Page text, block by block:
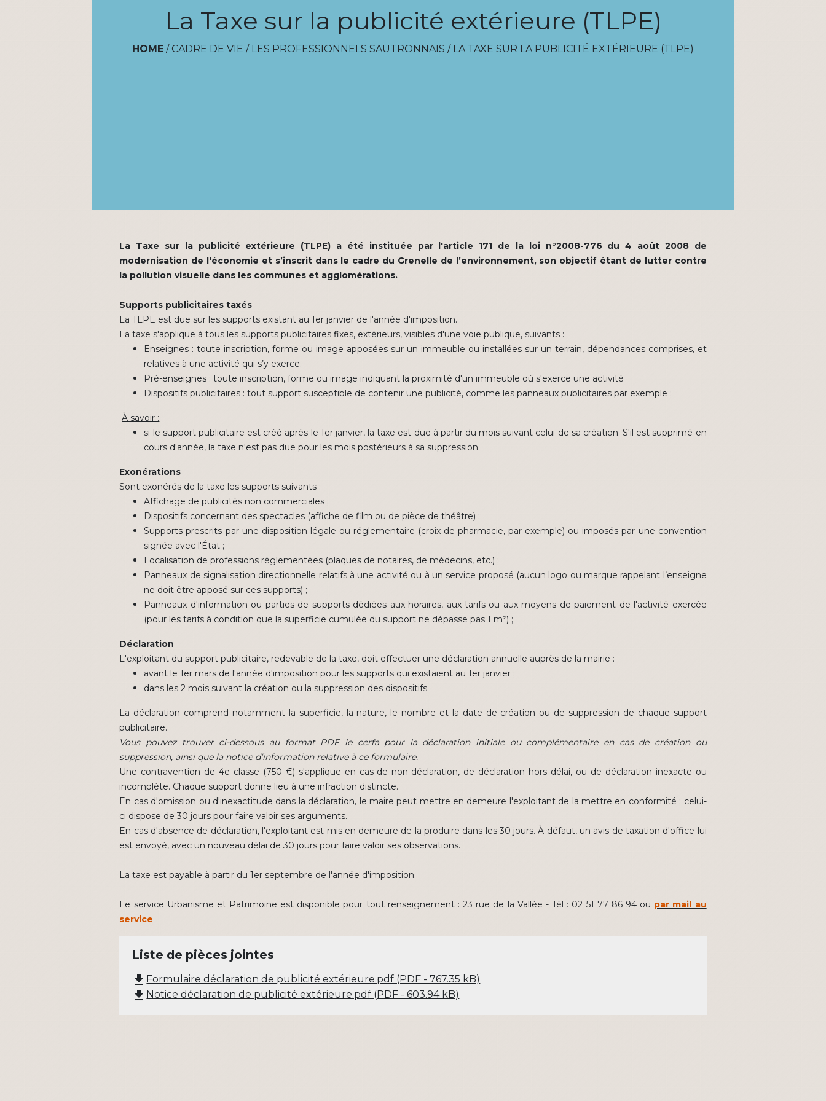
La Taxe sur la publicité extérieure (TLPE)
HOME / CADRE DE VIE / LES PROFESSIONNELS SAUTRONNAIS / LA TAXE SUR LA PUBLICITÉ EXTÉRIEURE (TLPE)
La Taxe sur la publicité extérieure (TLPE) a été instituée par l'article 171 de la loi n°2008-776 du 4 août 2008 de
modernisation de l'économie et s’inscrit dans le cadre du Grenelle de l’environnement, son objectif étant de lutter contre
la pollution visuelle dans les communes et agglomérations.
Supports publicitaires taxés
La TLPE est due sur les supports existant au 1er janvier de l'année d'imposition.
La taxe s'applique à tous les supports publicitaires fixes, extérieurs, visibles d'une voie publique, suivants :
Enseignes : toute inscription, forme ou image apposées sur un immeuble ou installées sur un terrain, dépendances comprises, et
relatives à une activité qui s’y exerce.
Pré-enseignes : toute inscription, forme ou image indiquant la proximité d'un immeuble où s'exerce une activité
Dispositifs publicitaires : tout support susceptible de contenir une publicité, comme les panneaux publicitaires par exemple ;
À savoir :
si le support publicitaire est créé après le 1er janvier, la taxe est due à partir du mois suivant celui de sa création. S'il est supprimé en
cours d'année, la taxe n'est pas due pour les mois postérieurs à sa suppression.
Exonérations
Sont exonérés de la taxe les supports suivants :
Affichage de publicités non commerciales ;
Dispositifs concernant des spectacles (affiche de film ou de pièce de théâtre) ;
Supports prescrits par une disposition légale ou réglementaire (croix de pharmacie, par exemple) ou imposés par une convention
signée avec l'État ;
Localisation de professions réglementées (plaques de notaires, de médecins, etc.) ;
Panneaux de signalisation directionnelle relatifs à une activité ou à un service proposé (aucun logo ou marque rappelant l’enseigne
ne doit être apposé sur ces supports) ;
Panneaux d'information ou parties de supports dédiées aux horaires, aux tarifs ou aux moyens de paiement de l'activité exercée
(pour les tarifs à condition que la superficie cumulée du support ne dépasse pas 1 m²) ;
Déclaration
L'exploitant du support publicitaire, redevable de la taxe, doit effectuer une déclaration annuelle auprès de la mairie :
avant le 1er mars de l'année d'imposition pour les supports qui existaient au 1er janvier ;
dans les 2 mois suivant la création ou la suppression des dispositifs.
La déclaration comprend notamment la superficie, la nature, le nombre et la date de création ou de suppression de chaque support
publicitaire.
Vous pouvez trouver ci-dessous au format PDF le cerfa pour la déclaration initiale ou complémentaire en cas de création ou
suppression, ainsi que la notice d’information relative à ce formulaire.
Une contravention de 4e classe (750 €) s'applique en cas de non-déclaration, de déclaration hors délai, ou de déclaration inexacte ou
incomplète. Chaque support donne lieu à une infraction distincte.
En cas d'omission ou d'inexactitude dans la déclaration, le maire peut mettre en demeure l'exploitant de la mettre en conformité ; celui-
ci dispose de 30 jours pour faire valoir ses arguments.
En cas d'absence de déclaration, l'exploitant est mis en demeure de la produire dans les 30 jours. À défaut, un avis de taxation d'office lui
est envoyé, avec un nouveau délai de 30 jours pour faire valoir ses observations.
La taxe est payable à partir du 1er septembre de l'année d'imposition.
Le service Urbanisme et Patrimoine est disponible pour tout renseignement : 23 rue de la Vallée - Tél : 02 51 77 86 94 ou par mail au
service
Liste de pièces jointes
file_downloadFormulaire déclaration de publicité extérieure.pdf (PDF - 767.35 kB)
file_downloadNotice déclaration de publicité extérieure.pdf (PDF - 603.94 kB)